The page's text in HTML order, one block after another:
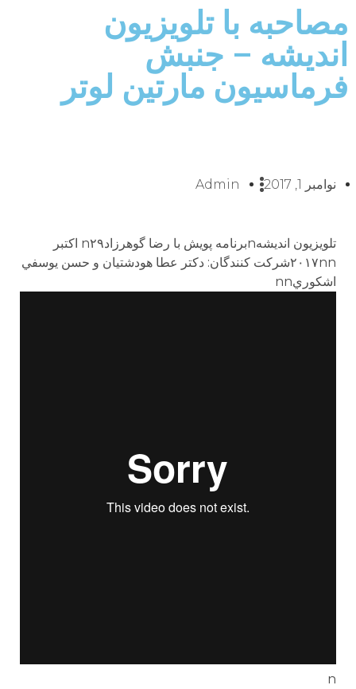
مصاحبه با تلويزيون
انديشه – جنبش
فرماسيون مارتين لوتر
نوامبر 1, 2017 Admin
تلويزيون انديشهnبرنامه پويش با رضا گوهرزادn۲۹ اكتبر
۲۰۱۷nnشركت كنندگان: دكتر عطا هودشتيان و حسن يوسفي
اشكوريnn
n